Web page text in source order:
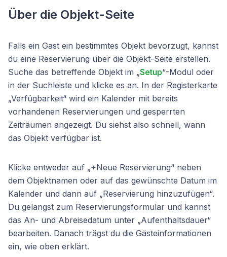
Über die Objekt-Seite
Falls ein Gast ein bestimmtes Objekt bevorzugt, kannst
du eine Reservierung über die Objekt-Seite erstellen.
Suche das betreffende Objekt im „Setup“-Modul oder
in der Suchleiste und klicke es an. In der Registerkarte
„Verfügbarkeit“ wird ein Kalender mit bereits
vorhandenen Reservierungen und gesperrten
Zeiträumen angezeigt. Du siehst also schnell, wann
das Objekt verfügbar ist.
Klicke entweder auf „+Neue Reservierung“ neben
dem Objektnamen oder auf das gewünschte Datum im
Kalender und dann auf „Reservierung hinzuzufügen“.
Du gelangst zum Reservierungsformular und kannst
das An- und Abreisedatum unter „Aufenthaltsdauer“
bearbeiten. Danach trägst du die Gästeinformationen
ein, wie oben erklärt.